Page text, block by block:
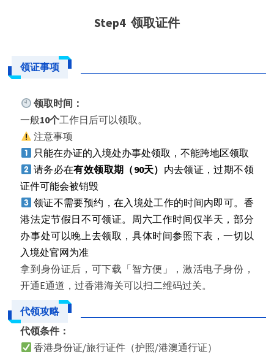
Step4 领取证件
领证事项
领取时间：
一般10个工作日后可以领取。
注意事项
只能在办证的入境处办事处领取，不能跨地区领取
请务必在有效领取期（90天） 内去领证，过期不领
证件可能会被销毁
领证不需要预约，在入境处工作的时间内即可。香
港法定节假日不可领证。周六工作时间仅半天，部分
办事处可以晚上去领取，具体时间参照下表，一切以
入境处官网为准
拿到身份证后，可下载「智方便」，激活电子身份，
开通E通道，过香港海关可以扫二维码过关。
代领攻略
代领条件：
香港身份证/旅行证件（护照/港澳通行证）